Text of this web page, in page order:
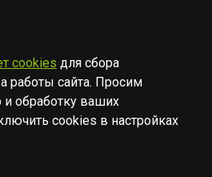
YOUTUBE
Muzik Room, 2023-2026
cookies для сбора
работы сайта. Просим
и обработку ваших
cookies в настройках